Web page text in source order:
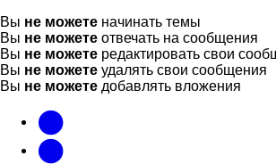
Вы не можете начинать темы
Вы не можете отвечать на сообщения
Вы не можете редактировать свои
Вы не можете удалять свои сообщения
Вы не можете добавлять вложения
vk
Telegram